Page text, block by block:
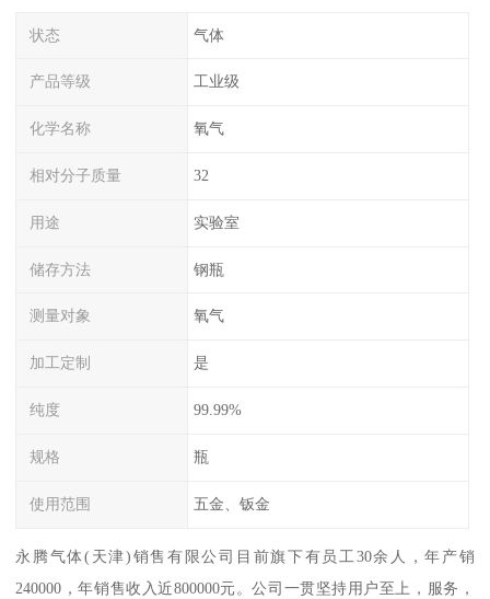
状态 气体
产品等级 工业级
化学名称 氧气
相对分子质量 32
用途 实验室
储存方法 钢瓶
测量对象 氧气
加工定制 是
纯度 99.99%
规格 瓶
使用范围 五金、钣金
永腾气体(天津)销售有限公司目前旗下有员工30余人，年产销
240000，年销售收入近800000元。公司一贯坚持用户至上，服务，